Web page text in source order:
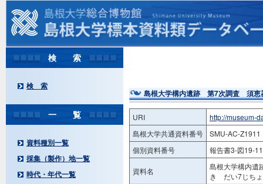
検 索
検 索
一 覧
資料種別一覧
採集（製作）地一覧
時代・年代一覧
島根大学構内遺跡 第7次調査 須
URI
http://museum-
島根大学共通資料番号
SMU-AC-Z1911
個別資料番号
報告書3-図19-11
資料名
島根大学構内
き だい7じち